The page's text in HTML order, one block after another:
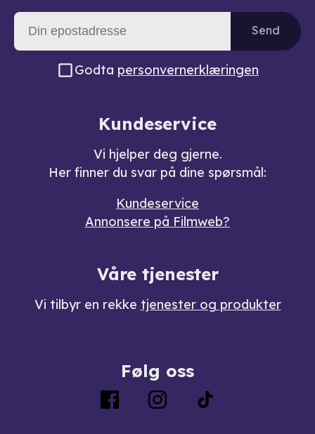
Send
Godta personvernerklæringen
Kundeservice
Vi hjelper deg gjerne.
Her finner du svar på dine spørsmål:
Kundeservice
Annonsere på Filmweb?
Våre tjenester
Vi tilbyr en rekke tjenester og produkter
Følg oss